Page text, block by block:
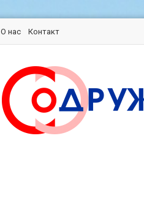
О нас Контакт